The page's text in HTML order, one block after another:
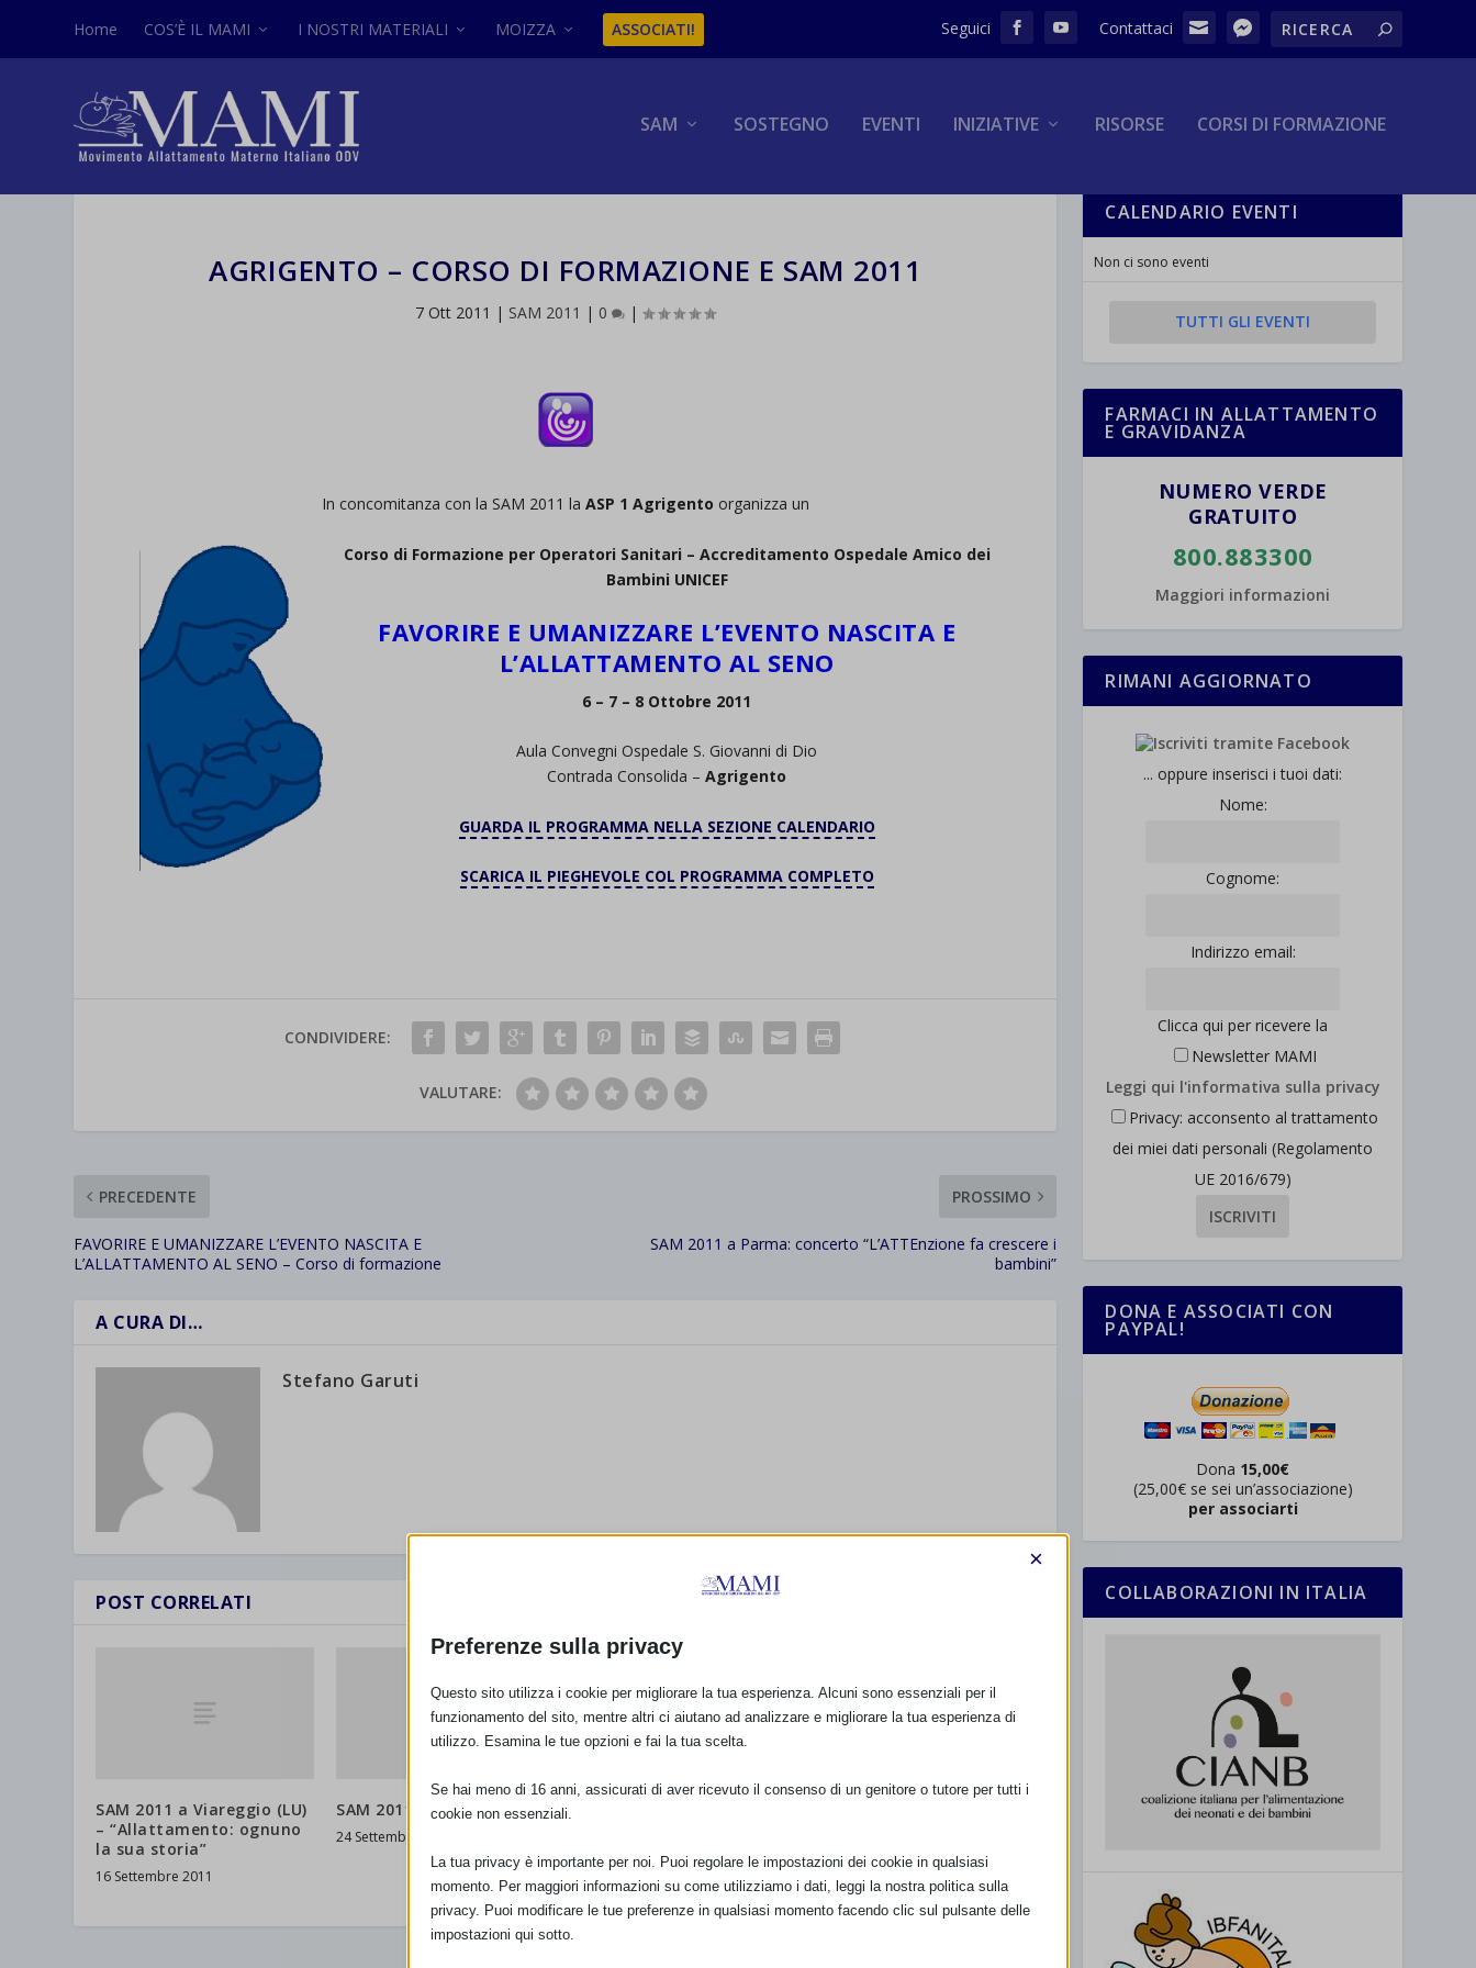
Home COS’È IL MAMI I NOSTRI MATERIALI MOIZZA ASSOCIATI!
SAM SOSTEGNO EVENTI INIZIATIVE RISORSE CORSI DI FORMAZIONE
AGRIGENTO – CORSO DI FORMAZIONE E SAM 2011
7 Ott 2011 | SAM 2011 | 0 |
In concomitanza con la SAM 2011 la ASP 1 Agrigento organizza un
Corso di Formazione per Operatori Sanitari – Accreditamento Ospedale Amico dei
Bambini UNICEF
FAVORIRE E UMANIZZARE L’EVENTO NASCITA E
L’ALLATTAMENTO AL SENO
6 – 7 – 8 Ottobre 2011
Aula Convegni Ospedale S. Giovanni di Dio
Contrada Consolida –Agrigento
GUARDA IL PROGRAMMA NELLA SEZIONE CALENDARIO
SCARICA IL PIEGHEVOLE COL PROGRAMMA COMPLETO
CONDIVIDERE:
VALUTARE:
PRECEDENTE
FAVORIRE E UMANIZZARE L’EVENTO NASCITA E
L’ALLATTAMENTO AL SENO – Corso di formazione
PROSSIMO
SAM 2011 a Parma: concerto “L’ATTEnzione fa crescere i
bambini”
A CURA DI…
Stefano Garuti
POST CORRELATI
SAM 2011 a Viareggio (LU)
– “Allattamento: ognuno
la sua storia”
16 Settembre 2011
SAM 2011 a Velletri (RM)
24 Settembre 2011
16 Settembre 2011
Abbiategrasso (MI)
1 Ottobre 2011
CALENDARIO EVENTI
Non ci sono eventi
TUTTI GLI EVENTI
FARMACI IN ALLATTAMENTO
E GRAVIDANZA
NUMERO VERDE
GRATUITO
800.883300
Maggiori informazioni
RIMANI AGGIORNATO
... oppure inserisci i tuoi dati:
Nome:
Cognome:
Indirizzo email:
Clicca qui per ricevere la
Newsletter MAMI
Leggi qui l'informativa sulla privacy
Privacy: acconsento al trattamento
dei miei dati personali (Regolamento
UE 2016/679)
DONA E ASSOCIATI CON
PAYPAL!
Dona 15,00€
(25,00€ se sei un’associazione)
per associarti
COLLABORAZIONI IN ITALIA
Preferenze sulla privacy
×
Questo sito utilizza i cookie per migliorare la tua esperienza. Alcuni sono essenziali per il
funzionamento del sito, mentre altri ci aiutano ad analizzare e migliorare la tua esperienza di
utilizzo. Esamina le tue opzioni e fai la tua scelta.
Se hai meno di 16 anni, assicurati di aver ricevuto il consenso di un genitore o tutore per tutti i
cookie non essenziali.
La tua privacy è importante per noi. Puoi regolare le impostazioni dei cookie in qualsiasi
momento. Per maggiori informazioni su come utilizziamo i dati, leggi la nostra politica sulla
privacy. Puoi modificare le tue preferenze in qualsiasi momento facendo clic sul pulsante delle
impostazioni qui sotto.